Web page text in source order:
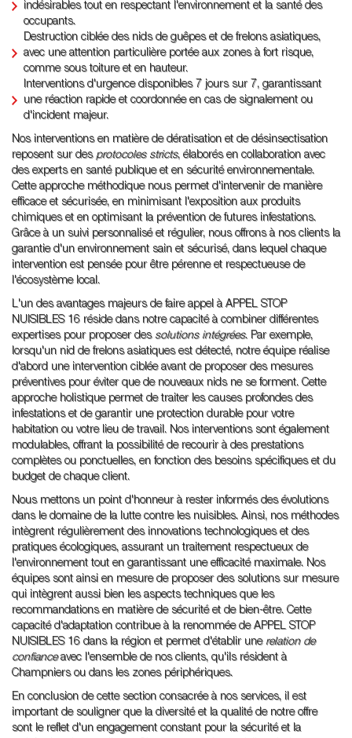
indésirables tout en respectant l'environnement et la santé des
occupants.
Destruction ciblée des nids de guêpes et de frelons asiatiques,
avec une attention particulière portée aux zones à fort risque,
comme sous toiture et en hauteur.
Interventions d'urgence disponibles 7 jours sur 7, garantissant
une réaction rapide et coordonnée en cas de signalement ou
d'incident majeur.
Nos interventions en matière de dératisation et de désinsectisation
reposent sur des protocoles stricts, élaborés en collaboration avec
des experts en santé publique et en sécurité environnementale.
Cette approche méthodique nous permet d'intervenir de manière
efficace et sécurisée, en minimisant l'exposition aux produits
chimiques et en optimisant la prévention de futures infestations.
Grâce à un suivi personnalisé et régulier, nous offrons à nos clients la
garantie d'un environnement sain et sécurisé, dans lequel chaque
intervention est pensée pour être pérenne et respectueuse de
l'écosystème local.
L'un des avantages majeurs de faire appel à APPEL STOP
NUISIBLES 16 réside dans notre capacité à combiner différentes
expertises pour proposer des solutions intégrées. Par exemple,
lorsqu'un nid de frelons asiatiques est détecté, notre équipe réalise
d'abord une intervention ciblée avant de proposer des mesures
préventives pour éviter que de nouveaux nids ne se forment. Cette
approche holistique permet de traiter les causes profondes des
infestations et de garantir une protection durable pour votre
habitation ou votre lieu de travail. Nos interventions sont également
modulables, offrant la possibilité de recourir à des prestations
complètes ou ponctuelles, en fonction des besoins spécifiques et du
budget de chaque client.
Nous mettons un point d'honneur à rester informés des évolutions
dans le domaine de la lutte contre les nuisibles. Ainsi, nos méthodes
intègrent régulièrement des innovations technologiques et des
pratiques écologiques, assurant un traitement respectueux de
l'environnement tout en garantissant une efficacité maximale. Nos
équipes sont ainsi en mesure de proposer des solutions sur mesure
qui intègrent aussi bien les aspects techniques que les
recommandations en matière de sécurité et de bien-être. Cette
capacité d'adaptation contribue à la renommée de APPEL STOP
NUISIBLES 16 dans la région et permet d'établir une relation de
confianceavec l'ensemble de nos clients, qu'ils résident à
Champniers ou dans les zones périphériques.
En conclusion de cette section consacrée à nos services, il est
important de souligner que la diversité et la qualité de notre offre
sont le reflet d'un engagement constant pour la sécurité et la